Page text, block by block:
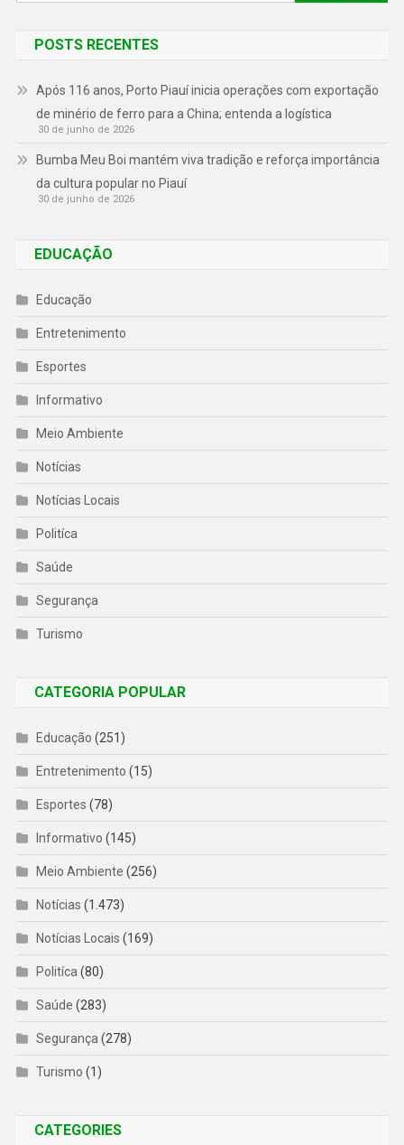
POSTS RECENTES
Após 116 anos, Porto Piauí inicia operações com exportação
de minério de ferro para a China; entenda a logística
30 de junho de 2026
Bumba Meu Boi mantém viva tradição e reforça importância
da cultura popular no Piauí
30 de junho de 2026
EDUCAÇÃO
Educação
Entretenimento
Esportes
Informativo
Meio Ambiente
Notícias
Notícias Locais
Politíca
Saúde
Segurança
Turismo
CATEGORIA POPULAR
Educação (251)
Entretenimento (15)
Esportes (78)
Informativo (145)
Meio Ambiente (256)
Notícias (1.473)
Notícias Locais (169)
Politíca (80)
Saúde (283)
Segurança (278)
Turismo (1)
CATEGORIES